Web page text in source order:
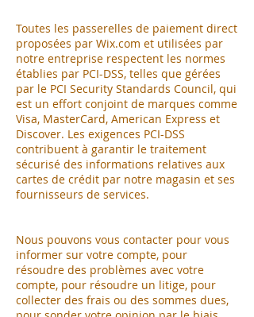
Toutes les passerelles de paiement direct
proposées par Wix.com et utilisées par
notre entreprise respectent les normes
établies par PCI-DSS, telles que gérées
par le PCI Security Standards Council, qui
est un effort conjoint de marques comme
Visa, MasterCard, American Express et
Discover. Les exigences PCI-DSS
contribuent à garantir le traitement
sécurisé des informations relatives aux
cartes de crédit par notre magasin et ses
fournisseurs de services.
Nous pouvons vous contacter pour vous
informer sur votre compte, pour
résoudre des problèmes avec votre
compte, pour résoudre un litige, pour
collecter des frais ou des sommes dues,